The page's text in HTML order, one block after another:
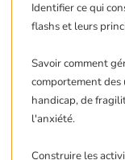
Identifier ce qui
flashs et leurs
Savoir comment
comportement des
handicap, de
l'anxiété.
Construire les